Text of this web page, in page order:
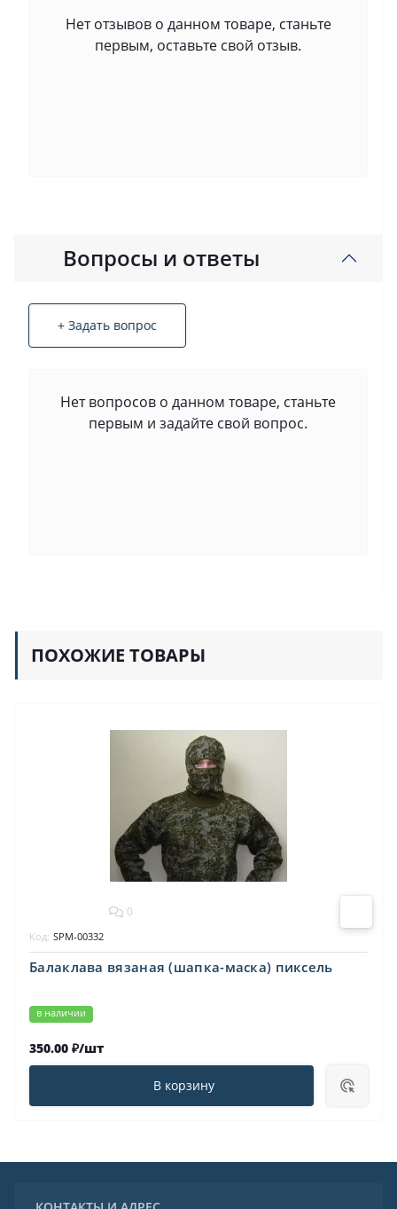
Нет отзывов о данном товаре, станьте
первым, оставьте свой отзыв.
Вопросы и ответы
+ Задать вопрос
Нет вопросов о данном товаре, станьте
первым и задайте свой вопрос.
ПОХОЖИЕ ТОВАРЫ
0
Балаклава вязаная (шапка-маска) пиксель
в наличии
Код: SPM-00332
350.00 ₽/шт
В корзину